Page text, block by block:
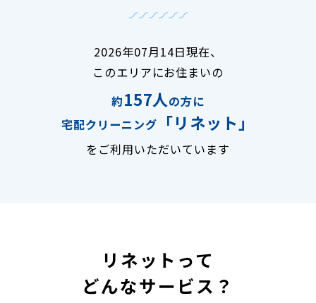
2026年07月14日現在、
このエリアにお住まいの
約157人の方に
宅配クリーニング
「リネット」
をご利用いただいています
リネットって
どんなサービス？